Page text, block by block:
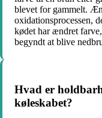
blevet for gammelt.
oxidationsprocessen,
kødet har ændret
begyndt at blive
Hvad er
køleskabet?